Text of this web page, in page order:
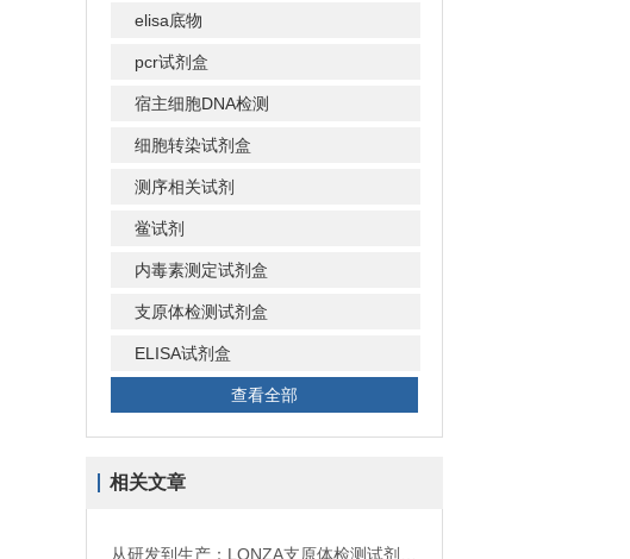
elisa底物
pcr试剂盒
宿主细胞DNA检测
细胞转染试剂盒
测序相关试剂
鲎试剂
内毒素测定试剂盒
支原体检测试剂盒
ELISA试剂盒
查看全部
相关文章